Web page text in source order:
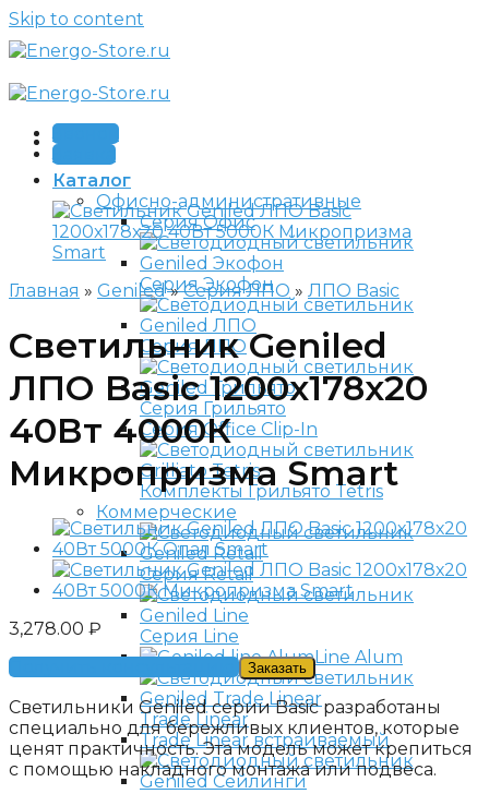
Skip to content
Каталог
Офисно-административные
Серия Офис
Серия Экофон
Серия ЛПО
Серия Грильято
Серия Office Clip-In
Комплекты Грильято Tetris
Коммерческие
Серия Retail
Серия Line
Line Alum
Trade Linear
Trade Linear встраиваемый
Звонок
Заявка
Главная » Geniled»Серия ЛПО » ЛПО Basic
Светильник Geniled
ЛПО Basic 1200х178х20
40Вт 4000К
Микропризма Smart
3,278.00 ₽
Получить консультацию
Заказать
Светильники Geniled серии Basic разработаны
специально для бережливых клиентов, которые
ценят практичность. Эта модель может крепиться
с помощью накладного монтажа или подвеса.